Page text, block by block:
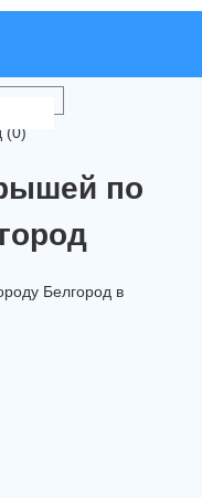
(0)
по
Белгород в